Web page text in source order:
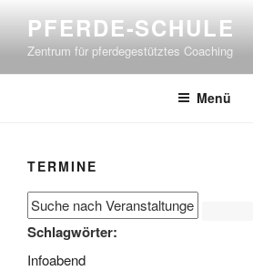
springen
PFERDE-SCHULE
Zentrum für pferdegestütztes Coaching
Menü
TERMINE
Schlagwörter:
Infoabend